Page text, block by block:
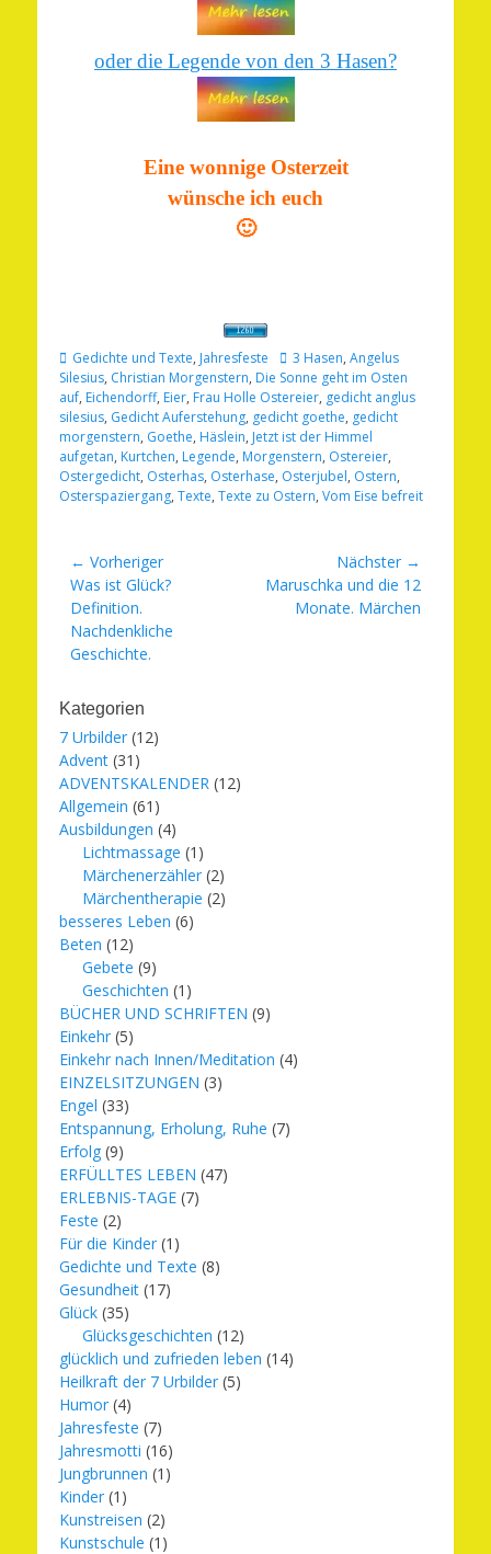
oder die Legende von den 3 Hasen?
Eine wonnige Osterzeit
wünsche ich euch
🙂
Kategorien
Gedichte und Texte, Jahresfeste Schlagworte
3 Hasen, Angelus
Silesius, Christian Morgenstern, Die Sonne geht im Osten
auf, Eichendorff, Eier, Frau Holle Ostereier, gedicht anglus
silesius, Gedicht Auferstehung, gedicht goethe, gedicht
morgenstern, Goethe, Häslein, Jetzt ist der Himmel
aufgetan, Kurtchen, Legende, Morgenstern, Ostereier,
Ostergedicht, Osterhas, Osterhase, Osterjubel, Ostern,
Osterspaziergang, Texte, Texte zu Ostern, Vom Eise befreit
Beitragsnavigation
← Vorheriger
Vorheriger
Beitrag:
Was ist Glück?
Definition.
Nachdenkliche
Geschichte.
Nächster →
Nächster
Beitrag:
Maruschka und die 12
Monate. Märchen
Kategorien
7 Urbilder (12)
Advent (31)
ADVENTSKALENDER (12)
Allgemein (61)
Ausbildungen (4)
Lichtmassage (1)
Märchenerzähler (2)
Märchentherapie (2)
besseres Leben (6)
Beten (12)
Gebete (9)
Geschichten (1)
BÜCHER UND SCHRIFTEN (9)
Einkehr (5)
Einkehr nach Innen/Meditation (4)
EINZELSITZUNGEN (3)
Engel (33)
Entspannung, Erholung, Ruhe (7)
Erfolg (9)
ERFÜLLTES LEBEN (47)
ERLEBNIS-TAGE (7)
Feste (2)
Für die Kinder (1)
Gedichte und Texte (8)
Gesundheit (17)
Glück (35)
Glücksgeschichten (12)
glücklich und zufrieden leben (14)
Heilkraft der 7 Urbilder (5)
Humor (4)
Jahresfeste (7)
Jahresmotti (16)
Jungbrunnen (1)
Kinder (1)
Kunstreisen (2)
Kunstschule (1)